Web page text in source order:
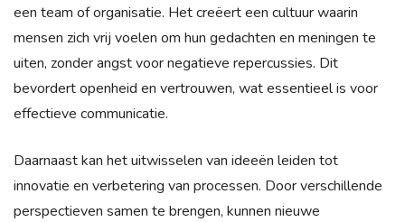
een team of organisatie. Het creëert een cultuur waarin
mensen zich vrij voelen om hun gedachten en meningen te
uiten, zonder angst voor negatieve repercussies. Dit
bevordert openheid en vertrouwen, wat essentieel is voor
effectieve communicatie.
Daarnaast kan het uitwisselen van ideeën leiden tot
innovatie en verbetering van processen. Door verschillende
perspectieven samen te brengen, kunnen nieuwe